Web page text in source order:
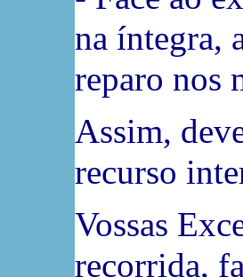
na íntegra,
reparo nos
Assim,
recurso
Vossas
recorrida,